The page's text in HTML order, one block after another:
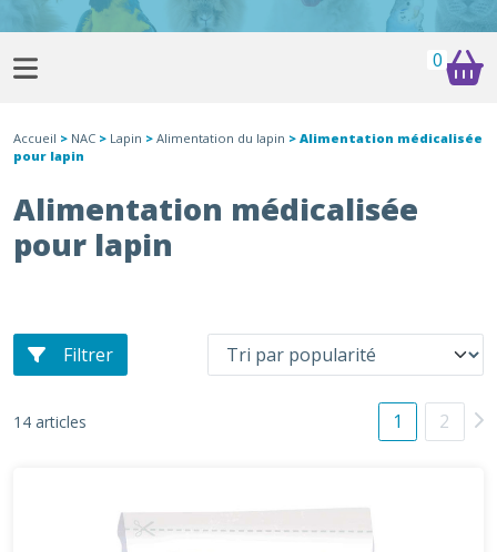
0
Accueil > NAC > Lapin > Alimentation du lapin > Alimentation médicalisée
pour lapin
Alimentation médicalisée
pour lapin
Filtrer
14 articles 1 2